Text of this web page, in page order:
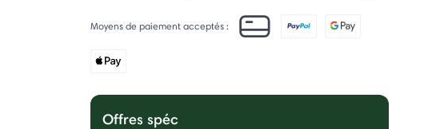
Moyens de paiement acceptés :
Offres spéc